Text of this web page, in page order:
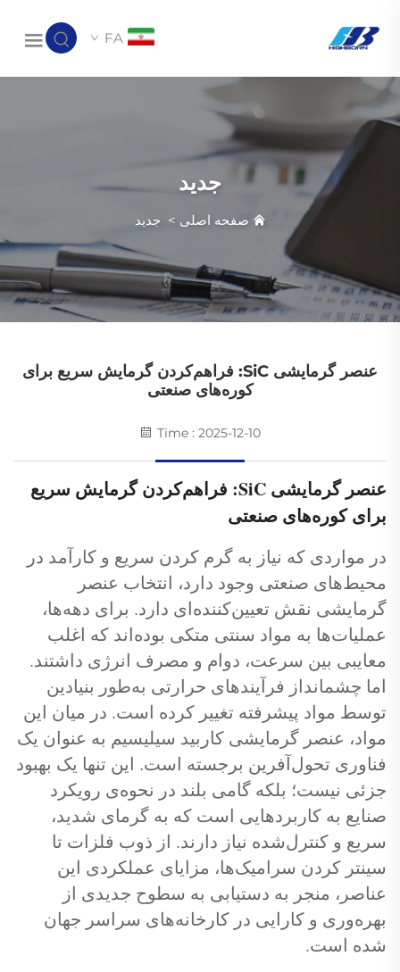
FA
جدید
صفحه اصلی > جدید
عنصر گرمایشی SiC: فراهم‌کردن گرمایش سریع برای
کوره‌های صنعتی
Time : 2025-12-10
عنصر گرمایشی SiC: فراهم‌کردن گرمایش سریع
برای کوره‌های صنعتی
در مواردی که نیاز به گرم کردن سریع و کارآمد در
محیط‌های صنعتی وجود دارد، انتخاب عنصر
گرمایشی نقش تعیین‌کننده‌ای دارد. برای دهه‌ها،
عملیات‌ها به مواد سنتی متکی بوده‌اند که اغلب
معایبی بین سرعت، دوام و مصرف انرژی داشتند.
اما چشمانداز فرآیندهای حرارتی به‌طور بنیادین
توسط مواد پیشرفته تغییر کرده است. در میان این
مواد، عنصر گرمایشی کاربید سیلیسیم به عنوان یک
فناوری تحول‌آفرین برجسته است. این تنها یک بهبود
جزئی نیست؛ بلکه گامی بلند در نحوه‌ی رویکرد
صنایع به کاربردهایی است که به گرمای شدید،
سریع و کنترل‌شده نیاز دارند. از ذوب فلزات تا
سینتر کردن سرامیک‌ها، مزایای عملکردی این
عناصر، منجر به دستیابی به سطوح جدیدی از
بهره‌وری و کارایی در کارخانه‌های سراسر جهان
شده است.